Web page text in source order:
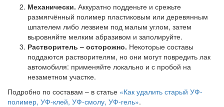
Механически. Аккуратно подденьте и срежьте
размягчённый полимер пластиковым или деревянным
шпателем либо лезвием под малым углом, затем
выровняйте мелким абразивом и заполируйте.
Растворитель – осторожно. Некоторые составы
поддаются растворителям, но они могут повредить лак
автомобиля: применяйте локально и с пробой на
незаметном участке.
Подробно по составам – в статье «Как удалить старый УФ-
полимер, УФ-клей, УФ-смолу, УФ-гель».